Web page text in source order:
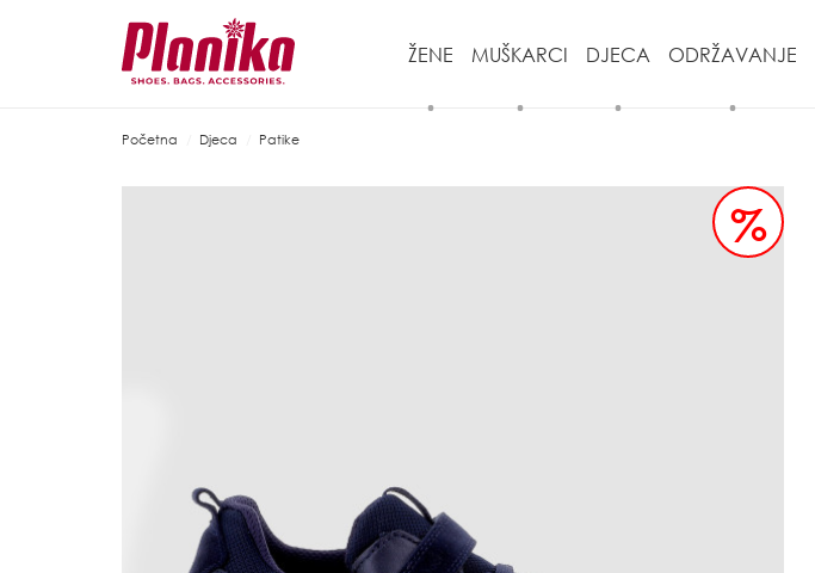
ŽENE MUŠKARCI DJECA ODRŽAVANJE
Početna Djeca Patike
%